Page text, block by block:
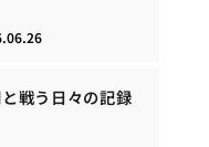
戦う日々の記録